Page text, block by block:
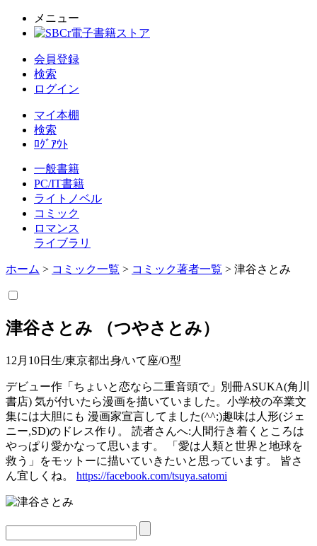
メニュー
会員登録
検索
ログイン
マイ本棚
検索
ﾛｸﾞｱｳﾄ
一般書籍
PC/IT書籍
ライトノベル
コミック
ロマンス
ライブラリ
ホーム > コミック一覧 > コミック著者一覧 > 津谷さとみ
津谷さとみ （つやさとみ）
12月10日生/東京都出身/いて座/O型
デビュー作「ちょいと恋なら二重音頭で」別冊ASUKA(角川
書店) 気が付いたら漫画を描いていました。小学校の卒業文
集には大胆にも 漫画家宣言してました(^^;)趣味は人形(ジェ
ニー,SD)のドレス作り。 読者さんへ:人間行き着くところは
やっぱり愛かなって思います。 「愛は人類と世界と地球を
救う」をモットーに描いていきたいと思っています。 皆さ
ん宜しくね。 https://facebook.com/tsuya.satomi